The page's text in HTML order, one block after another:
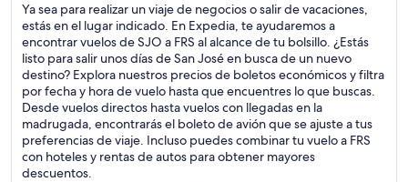
Ya sea para realizar un viaje de negocios o salir de vacaciones,
estás en el lugar indicado. En Expedia, te ayudaremos a
encontrar vuelos de SJO a FRS al alcance de tu bolsillo. ¿Estás
listo para salir unos días de San José en busca de un nuevo
destino? Explora nuestros precios de boletos económicos y filtra
por fecha y hora de vuelo hasta que encuentres lo que buscas.
Desde vuelos directos hasta vuelos con llegadas en la
madrugada, encontrarás el boleto de avión que se ajuste a tus
preferencias de viaje. Incluso puedes combinar tu vuelo a FRS
con hoteles y rentas de autos para obtener mayores
descuentos.